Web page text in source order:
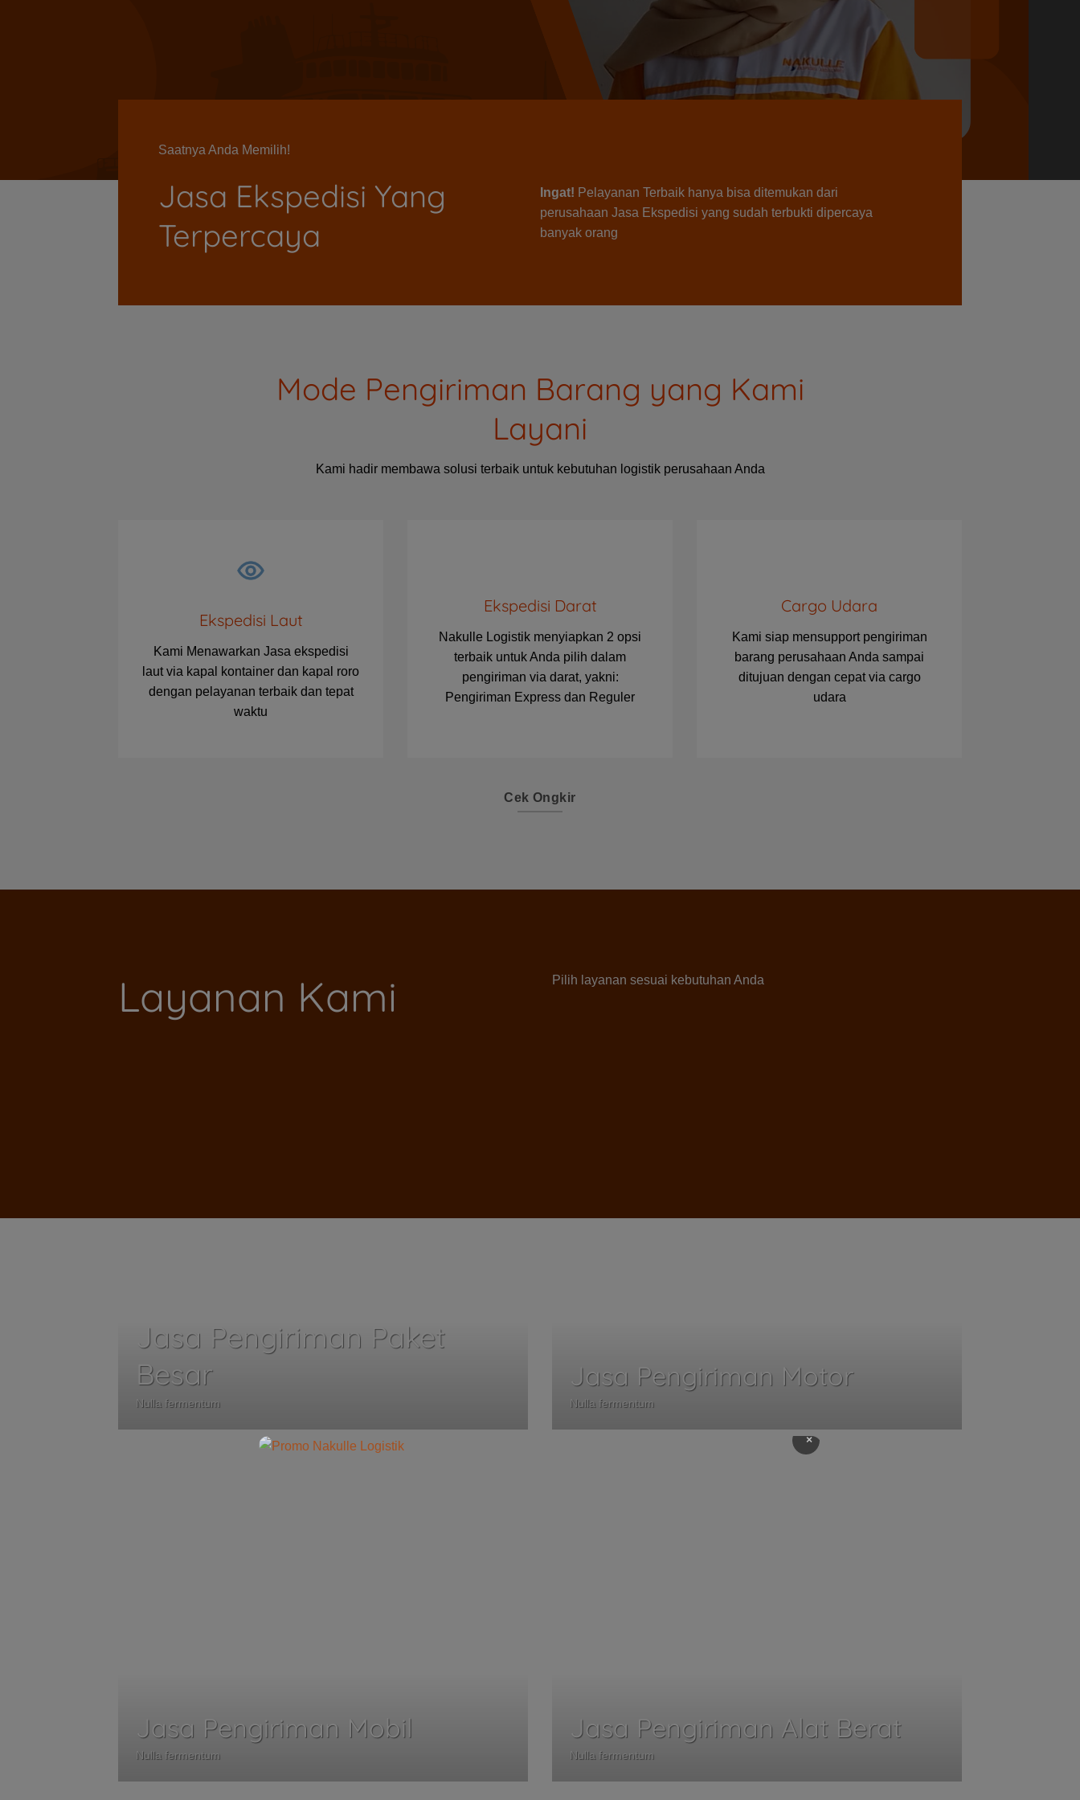
Saatnya Anda Memilih!
Jasa Ekspedisi Yang
Terpercaya
Ingat! Pelayanan Terbaik hanya bisa ditemukan dari
perusahaan Jasa Ekspedisi yang sudah terbukti dipercaya
banyak orang
Mode Pengiriman Barang yang Kami
Layani
Kami hadir membawa solusi terbaik untuk kebutuhan logistik perusahaan Anda
Ekspedisi Laut
Kami Menawarkan Jasa ekspedisi
laut via kapal kontainer dan kapal roro
dengan pelayanan terbaik dan tepat
waktu
Ekspedisi Darat
Nakulle Logistik menyiapkan 2 opsi
terbaik untuk Anda pilih dalam
pengiriman via darat, yakni:
Pengiriman Express dan Reguler
Cargo Udara
Kami siap mensupport pengiriman
barang perusahaan Anda sampai
ditujuan dengan cepat via cargo
udara
Cek Ongkir
Layanan Kami Pilih layanan sesuai kebutuhan Anda
Jasa Pengiriman Paket
Besar
Nulla fermentum
Jasa Pengiriman Motor
Nulla fermentum
Jasa Pengiriman Mobil
Nulla fermentum
Jasa Pengiriman Alat Berat
Nulla fermentum
×